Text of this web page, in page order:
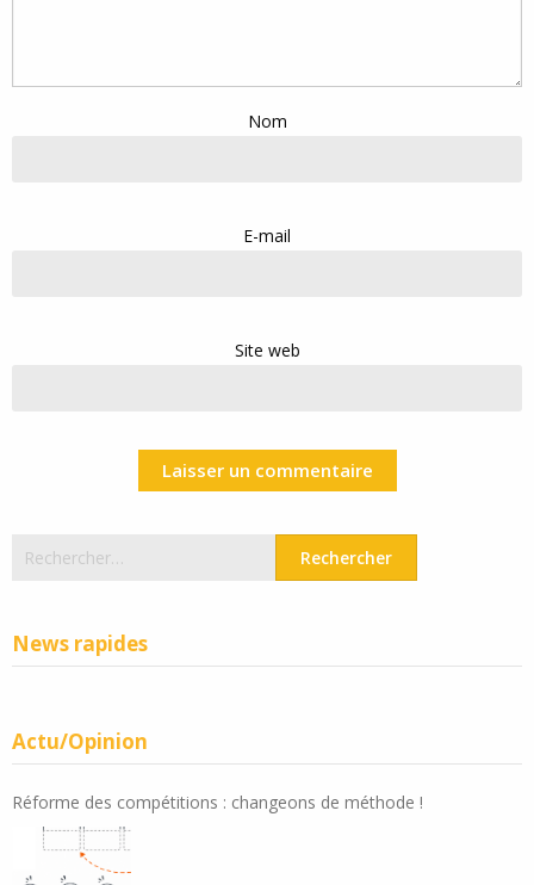
Nom
E-mail
Site web
Rechercher :
News rapides
Actu/Opinion
Réforme des compétitions : changeons de méthode !